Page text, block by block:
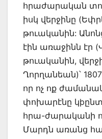
հրաժարական
իսկ վերջինը
թուականին:
էին առաջինն էր
թուականին,
Ղորղանեան)՝
որ ոչ ոք
փոխարէնը
հրա-ժարականի
Մարդն առանց